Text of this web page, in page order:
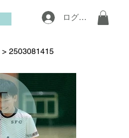
お問い合わせ
ログイン
> 2503081415